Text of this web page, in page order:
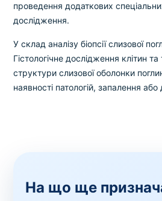
проведення додаткових
дослідження.
У склад аналізу біопсії слизової
Гістологічне дослідження клітин та
структури слизової оболонки
наявності патологій, запалення або
На що ще